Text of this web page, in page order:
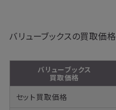
バリューブックスの買取価格
バリューブックス
買取価格
セット買取価格